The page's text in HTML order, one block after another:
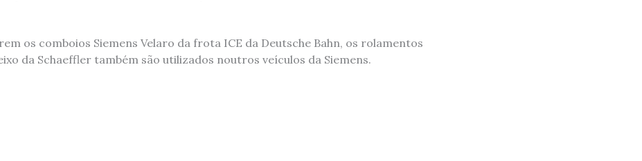
os comboios Siemens Velaro da frota ICE da Deutsche Bahn, os rolamentos
da Schaeffler também são utilizados noutros veículos da Siemens.